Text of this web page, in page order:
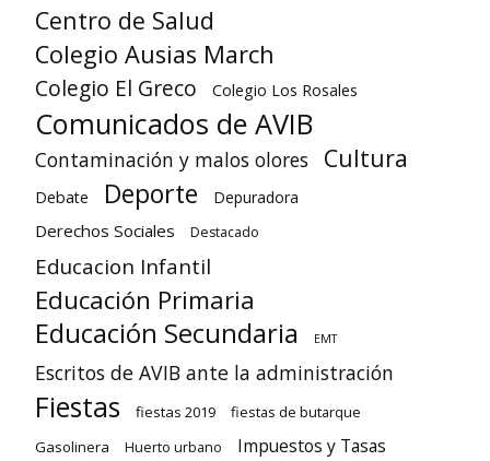
Centro de Salud
Colegio Ausias March
Colegio El Greco Colegio Los Rosales
Comunicados de AVIB
Contaminación y malos olores Cultura
Debate Deporte Depuradora
Derechos Sociales Destacado
Educacion Infantil
Educación Primaria
Educación Secundaria EMT
Escritos de AVIB ante la administración
Fiestas fiestas 2019
fiestas de butarque
Gasolinera
Huerto urbano Impuestos y Tasas